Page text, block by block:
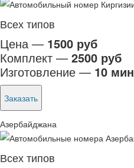
Всех типов
Цена — 1500 руб
Комплект — 2500 руб
Изготовление — 10 мин
Заказать
Азербайджана
Всех типов